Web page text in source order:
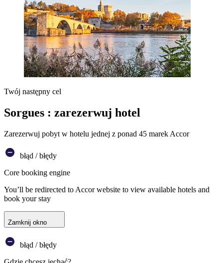
Twój następny cel
Sorgues : zarezerwuj hotel
Zarezerwuj pobyt w hotelu jednej z ponad 45 marek Accor
błąd / błędy
Core booking engine
You’ll be redirected to Accor website to view available hotels and
book your stay
Zamknij okno
błąd / błędy